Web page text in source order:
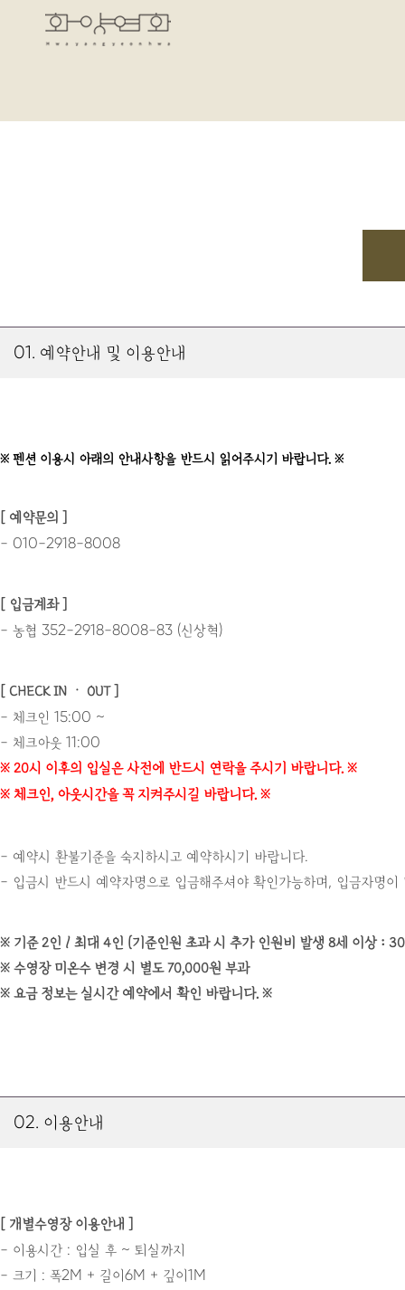
01. 예약안내 및 이용안내
※ 펜션 이용시 아래의 안내사항을 반드시 읽어주시기 바랍니다. ※
[ 예약문의 ]
- 010-2918-8008
[ 입금계좌 ]
- 농협 352-2918-8008-83 (신상혁)
[ CHECK IN ㆍ OUT ]
- 체크인 15:00 ~
- 체크아웃 11:00
※ 20시 이후의 입실은 사전에 반드시 연락을 주시기 바랍니다. ※
※ 체크인, 아웃시간을 꼭 지켜주시길 바랍니다. ※
- 예약시 환불기준을 숙지하시고 예약하시기 바랍니다.
- 입금시 반드시 예약자명으로 입금해주셔야 확인가능하며, 입금자명
※ 기준 2인 / 최대 4인 (기준인원 초과 시 추가 인원비 발생 8세 이상 :
※ 수영장 미온수 변경 시 별도 70,000원 부과
※ 요금 정보는 실시간 예약에서 확인 바랍니다. ※
02. 이용안내
[ 개별수영장 이용안내 ]
- 이용시간 : 입실 후 ~ 퇴실까지
- 크기 : 폭2M + 길이6M + 깊이1M